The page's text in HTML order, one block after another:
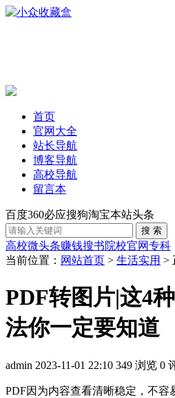
首页
官网大全
站长导航
博客导航
高校导航
留言本
百度360必应搜狗淘宝本站头条
高校微头条赚钱搜书院校官网专科
当前位置： 网站首页 > 生活实用 >
PDF转图片|这4
法你一定要知道
admin 2023-11-01 22:10 349 浏览 0
PDF因为内容查看清晰稳定，不容